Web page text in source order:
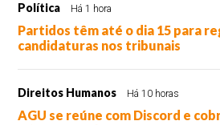
Política Há 1 hora
Partidos têm até o dia 15 para
candidaturas nos tribunais
Direitos Humanos Há 10 horas
AGU se reúne com Discord e